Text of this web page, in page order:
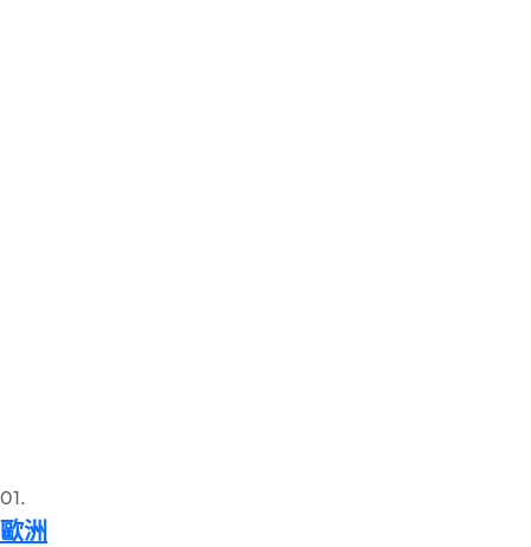
01.
歐洲